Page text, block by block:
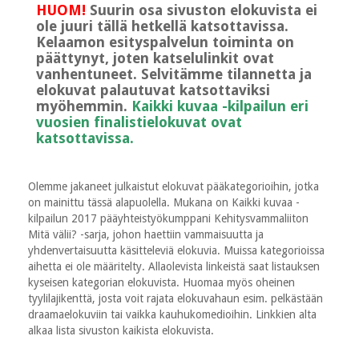
HUOM! Suurin osa sivuston elokuvista ei
ole juuri tällä hetkellä katsottavissa.
Kelaamon esityspalvelun toiminta on
päättynyt, joten katselulinkit ovat
vanhentuneet. Selvitämme tilannetta ja
elokuvat palautuvat katsottaviksi
myöhemmin. Kaikki kuvaa -kilpailun eri
vuosien finalistielokuvat ovat
katsottavissa.
Olemme jakaneet julkaistut elokuvat pääkategorioihin, jotka
on mainittu tässä alapuolella. Mukana on Kaikki kuvaa -
kilpailun 2017 pääyhteistyökumppani Kehitysvammaliiton
Mitä välii? -sarja, johon haettiin vammaisuutta ja
yhdenvertaisuutta käsitteleviä elokuvia. Muissa kategorioissa
aihetta ei ole määritelty. Allaolevista linkeistä saat listauksen
kyseisen kategorian elokuvista. Huomaa myös oheinen
tyylilajikenttä, josta voit rajata elokuvahaun esim. pelkästään
draamaelokuviin tai vaikka kauhukomedioihin. Linkkien alta
alkaa lista sivuston kaikista elokuvista.